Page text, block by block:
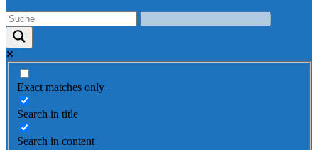
Exact matches only
Search in title
Search in content